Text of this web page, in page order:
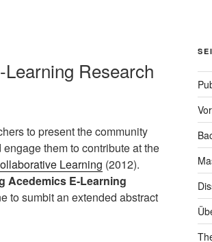
Research
to present the community
them to contribute at the
Learning (2012).
Acedemics E-Learning
to sumbit an extended abstract